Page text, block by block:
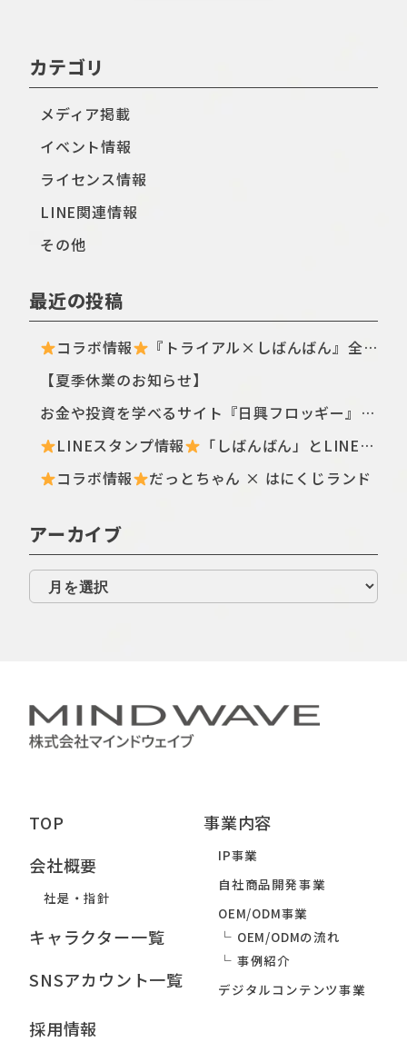
カテゴリ
メディア掲載
イベント情報
ライセンス情報
LINE関連情報
その他
最近の投稿
コラボ情報
『トライアル×しばんばん』全国のトライアル店舗・ECサイトにてTシャツ新シリーズが登場〈ฅ `ᴥ´ ฅ〉
【夏季休業のお知らせ】
お金や投資を学べるサイト『日興フロッギー』にてTomo.Nがぴよこ豆のイラストを描き下ろしました
LINEスタンプ情報
「しばんばん」とLINEオープンチャットがコラボしたスタンプが初登場！
コラボ情報
だっとちゃん × はにくじランド
アーカイブ
TOP
会社概要
社是・指針
キャラクター一覧
SNSアカウント一覧
事業内容
IP事業
自社商品開発事業
OEM/ODM事業
OEM/ODMの流れ
事例紹介
デジタルコンテンツ事業
採用情報